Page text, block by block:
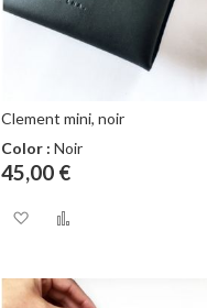
Clement mini, noir
Color : Noir
45,00 €
Ajouter
ma comparateur